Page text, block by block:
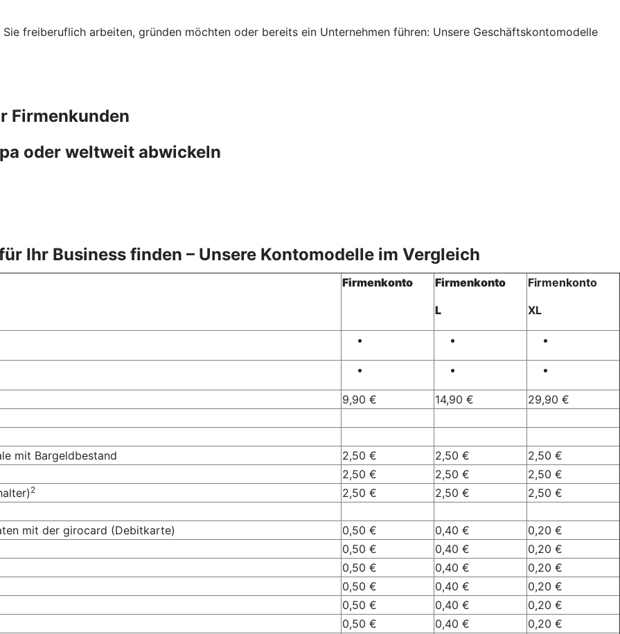
freiberuflich arbeiten, gründen möchten oder bereits ein Unternehmen führen: Unsere Geschäftskontomodelle
Firmenkunden
oder weltweit abwickeln
Ihr Business finden – Unsere Kontomodelle im Vergleich
Firmenkonto
Firmenkonto
L
Firmenkonto
XL
9,90 € 14,90 €
29,90 €
mit Bargeldbestand 2,50 € 2,50 €
2,50 €
2,50 € 2,50 €
2,50 €
2 2,50 € 2,50 €
2,50 €
mit der girocard (Debitkarte) 0,50 € 0,40 €
0,20 €
0,50 € 0,40 €
0,20 €
0,50 € 0,40 €
0,20 €
0,50 € 0,40 €
0,20 €
0,50 € 0,40 €
0,20 €
0,50 € 0,40 €
0,20 €